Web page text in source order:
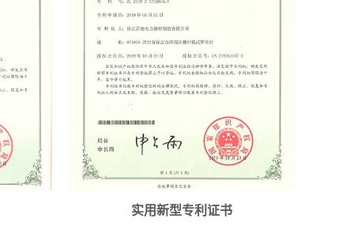
实用新型专利证书